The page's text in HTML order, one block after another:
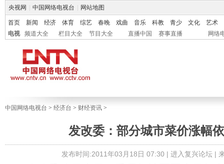
央视网 中国网络电视台 网站地图
首页 新闻 经济 体育 综艺 春晚 戏曲 音乐 科教 青少 文化
艺术
电视
频道大全 栏目大全 节目大全 直播中国 赛事直播 网络
中国网络电视台 > 经济台 > 财经资讯 >
发改委：部分城市菜价涨幅
发布时间:2011年03月18日 07:30 | 进入复兴论坛|